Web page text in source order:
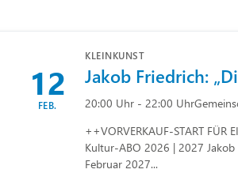
12
FEB.
KLEINKUNST
Jakob Friedrich:
20:00 Uhr - 22:00 Uhr
++VORVERKAUF-START FÜR
Kultur-ABO 2026 | 2027
Februar 2027...